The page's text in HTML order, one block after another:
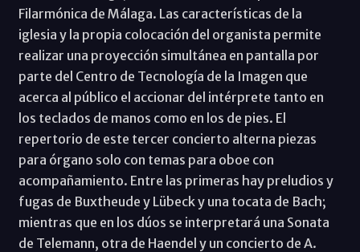
Filarmónica de Málaga. Las características de la
iglesia y la propia colocación del organista permite
realizar una proyección simultánea en pantalla por
parte del Centro de Tecnología de la Imagen que
acerca al público el accionar del intérprete tanto en
los teclados de manos como en los de pies. El
repertorio de este tercer concierto alterna piezas
para órgano solo con temas para oboe con
acompañamiento. Entre las primeras hay preludios y
fugas de Buxtheude y Lübeck y una tocata de Bach;
mientras que en los dúos se interpretará una Sonata
de Telemann, otra de Haendel y un concierto de A.